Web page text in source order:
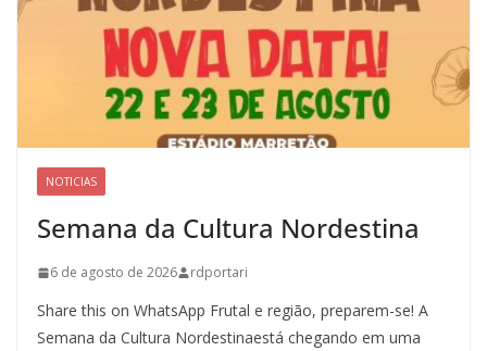
NOTICIAS
Semana da Cultura Nordestina
6 de agosto de 2026 rdportari
Share this on WhatsApp Frutal e região, preparem-se! A
Semana da Cultura Nordestinaestá chegando em uma